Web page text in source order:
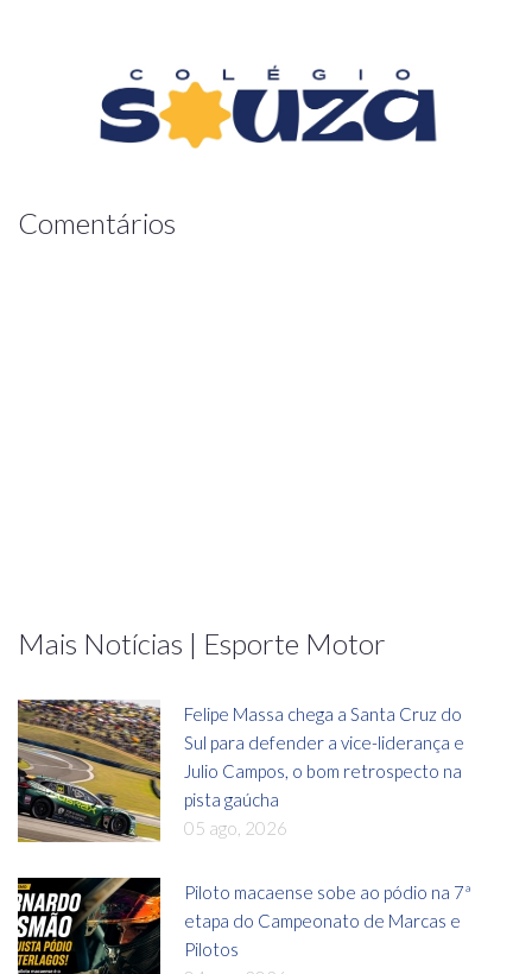
Comentários
Mais Notícias | Esporte Motor
Felipe Massa chega a Santa Cruz do
Sul para defender a vice-liderança e
Julio Campos, o bom retrospecto na
pista gaúcha
05 ago, 2026
Piloto macaense sobe ao pódio na 7ª
etapa do Campeonato de Marcas e
Pilotos